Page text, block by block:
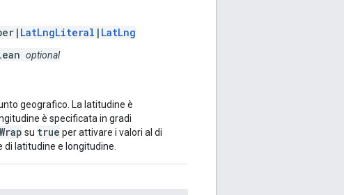
LatLngLiteral | LatLng
optional
geografico. La latitudine è
è specificata in gradi
su true per attivare i valori al di
latitudine e longitudine.